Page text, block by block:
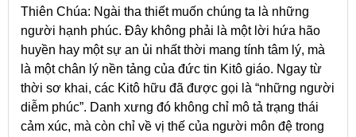
Thiên Chúa: Ngài tha thiết muốn chúng ta là những
người hạnh phúc. Đây không phải là một lời hứa hão
huyền hay một sự an ủi nhất thời mang tính tâm lý, mà
là một chân lý nền tảng của đức tin Kitô giáo. Ngay từ
thời sơ khai, các Kitô hữu đã được gọi là “những người
diễm phúc”. Danh xưng đó không chỉ mô tả trạng thái
cảm xúc, mà còn chỉ về vị thế của người môn đệ trong